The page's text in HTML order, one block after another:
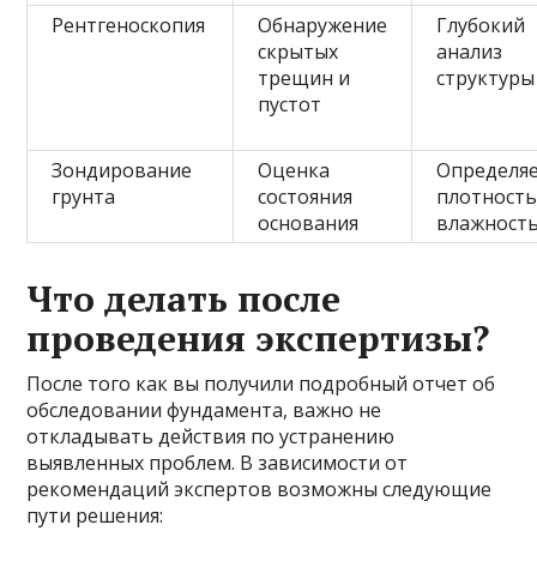
Рентгеноскопия
Обнаружение
скрытых
трещин и
пустот
Глубокий
анализ
структуры
Зондирование
грунта
Оценка
состояния
основания
Что делать после
проведения экспертизы?
После того как вы получили подробный отчет об
обследовании фундамента, важно не
откладывать действия по устранению
выявленных проблем. В зависимости от
рекомендаций экспертов возможны следующие
пути решения: